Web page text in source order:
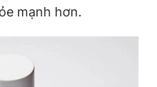
mạnh hơn.